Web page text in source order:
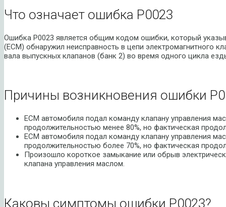
Что означает ошибка P0023
Ошибка P0023 является общим кодом ошибки, который
(ECM) обнаружил неисправность в цепи электромагнитного
вала выпускных клапанов (банк 2) во время одного цикла
Причины возникновения ошибки
ECM автомобиля подал команду клапану управления
продолжительностью менее 80%, но фактическая
ECM автомобиля подал команду клапану управления
продолжительностью более 70%, но фактическая
Произошло короткое замыкание или обрыв
клапана управления маслом.
Каковы симптомы ошибки P0023?